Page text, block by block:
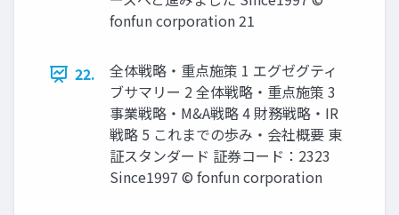
fonfun corporation 21
22.
全体戦略・重点施策 1 エグゼグティ
ブサマリー 2 全体戦略・重点施策 3
事業戦略・M&A戦略 4 財務戦略・IR
戦略 5 これまでの歩み・会社概要 東
証スタンダード 証券コード：2323
Since1997 © fonfun corporation